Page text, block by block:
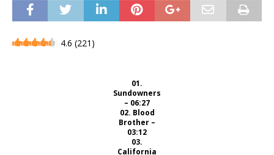
4.6 (221 )
01.
Sundowners
– 06:27
02. Blood
Brother –
03:12
03.
California